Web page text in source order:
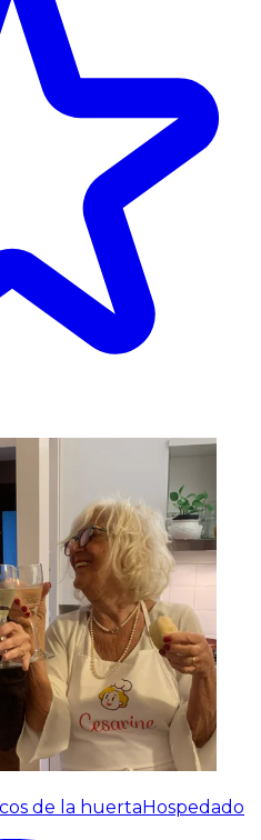
de la huertaHospedado